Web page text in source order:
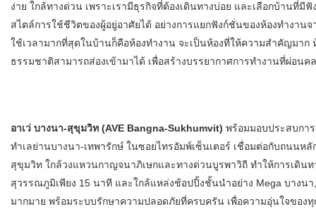
ง่าย ใกล้ทางด่วน เพราะเรามีธุรกิจที่ต้องเดินทางบ่อย และเลือกบ้านที่
สไตล์การใช้ชีวิตของผู้อยู่อาศัยได้ อย่างการแยกฟังก์ชั่นของห้องทำงาน
ใช้เวลามากที่สุดในบ้านก็คือห้องทำงาน จะเป็นห้องที่ให้ความสำคัญมาก
ธรรมชาติสามารถส่องเข้ามาได้ เพื่อสร้างบรรยากาศการทำงานที่ผ่อน
อาเว่ บางนา-สุขุมวิท (AVE Bangna-Sukhumvit) พร้อมมอบประสบกา
ทำเลย่านบางนา-เทพารักษ์ ในซอยไทรอัมพ์เซ็นเตอร์ เชื่อมต่อกับถนน
สุขุมวิท ใกล้วงแหวนกาญจนาภิเษกและทางด่วนบูรพาวิถี ทำให้การเดิน
สุวรรณภูมิเพียง 15 นาที และใกล้แหล่งช้อปปิ้งชั้นนำอย่าง Mega บางน
มากมาย พร้อมระบบรักษาความปลอดภัยที่ครบครัน เพื่อความอุ่นใจของ